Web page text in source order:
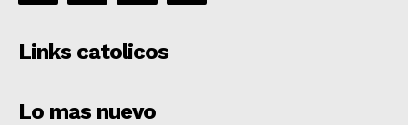
Links catolicos
Lo mas nuevo